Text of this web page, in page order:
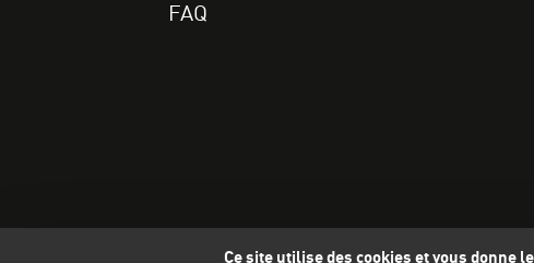
Ce site utilise des cookies et vous donne
FAQ